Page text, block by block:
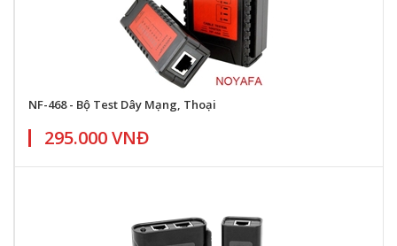
NF-468 - Bộ Test Dây Mạng, Thoại
295.000 VNĐ